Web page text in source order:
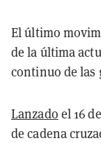
El último
de la última
continuo de las
Lanzado el 16
de cadena